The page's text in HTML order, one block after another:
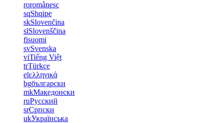
roromânesc
sqShqipe
skSlovenčina
slSlovenščina
fisuomi
svSvenska
viTiếng Việt
trTürkçe
elελληνικά
bgбългарски
mkМакедонски
ruРусский
srСрпски
ukУкраїнська